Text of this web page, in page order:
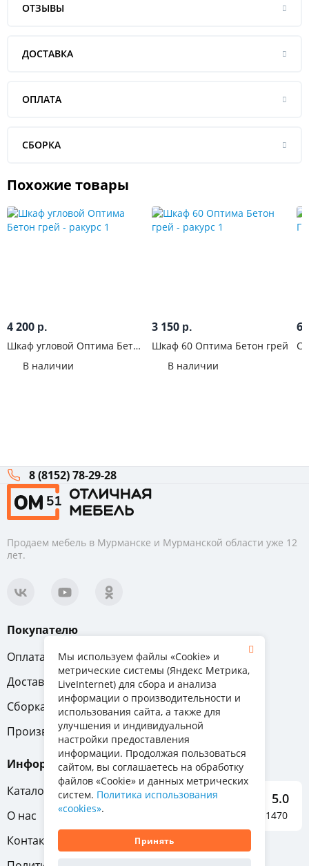
ОТЗЫВЫ
ДОСТАВКА
ОПЛАТА
СБОРКА
Похожие товары
4 200 р.
Шкаф угловой Оптима Бетон
В наличии
3 150 р.
Шкаф 60 Оптима Бетон грей
В наличии
6
8 (8152) 78-29-28
Продаем мебель в Мурманске и Мурманской области уже 12
лет.
Покупателю
Оплата
Вопрос-ответ
Доставка
Обмен и возврат
Сборка
Гарантия
Производители
Информация
Каталог мебели
О нас
Контакты
5.0
Отзывы о нас 1470
Мы используем файлы «Cookie» и
метрические системы (Яндекс Метрика,
LiveInternet) для сбора и анализа
информации о производительности и
использования сайта, а также для
улучшения и индивидуальной
настройки предоставления
информации. Продолжая пользоваться
сайтом, вы соглашаетесь на обработку
файлов «Cookie» и данных метрических
систем. Политика использования
«cookies».
Принять